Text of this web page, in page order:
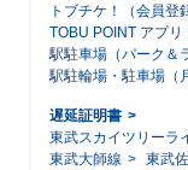
トブチケ！（会員登
TOBU POINT アプリ
駅駐車場（パーク＆
駅駐輪場・駐車場（
遅延証明書
東武スカイツリーラ
東武大師線
東武